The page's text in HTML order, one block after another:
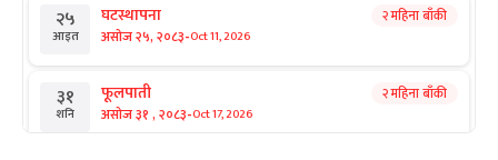
२५
आइत
घटस्थापना
असोज २५, २०८३-Oct 11, 2026
२ महिना बाँकी
३१
शनि
फूलपाती
असोज ३१ , २०८३-Oct 17, 2026
२ महिना बाँकी